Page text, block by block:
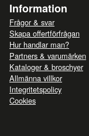
Information
Frågor & svar
Skapa offertförfrågan
Hur handlar man?
Partners & varumärken
Kataloger & broschyer
Allmänna villkor
Integritetspolicy
Cookies